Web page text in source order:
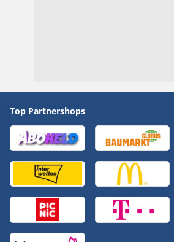
Top Partnershops